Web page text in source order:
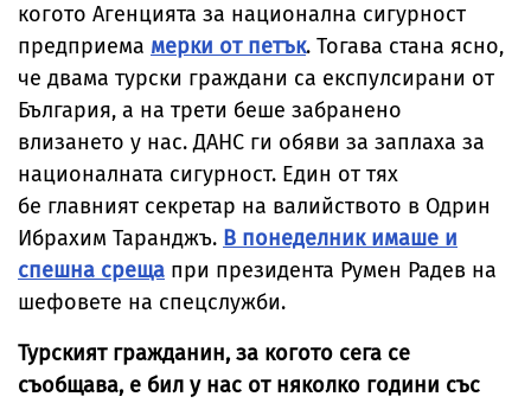
когото Агенцията за национална сигурност
предприема мерки от петък. Тогава стана ясно,
че двама турски граждани са експулсирани от
България, а на трети беше забранено
влизането у нас. ДАНС ги обяви за заплаха за
националната сигурност. Един от тях
бе главният секретар на валийството в Одрин
Ибрахим Таранджъ. В понеделник имаше и
спешна среща при президента Румен Радев на
шефовете на спецслужби.
Турският гражданин, за когото сега се
съобщава, е бил у нас от няколко години със